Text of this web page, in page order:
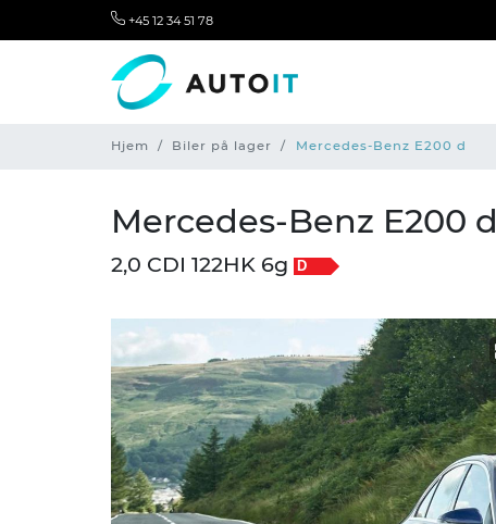
+45 12 34 51 78
Hjem Biler på lager Mercedes-Benz E200 d
Mercedes-Benz E200 d
2,0 CDI 122HK 6g D